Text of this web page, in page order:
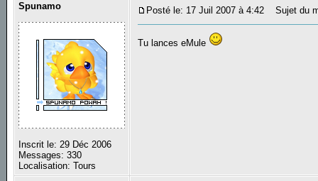
Spunamo
Inscrit le: 29 Déc 2006
Messages: 330
Localisation: Tours
Posté le: 17 Juil 2007 à 4:42 Sujet du
Tu lances eMule